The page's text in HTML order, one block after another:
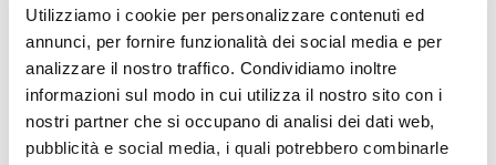
Utilizziamo i cookie per personalizzare contenuti ed
annunci, per fornire funzionalità dei social media e per
analizzare il nostro traffico. Condividiamo inoltre
informazioni sul modo in cui utilizza il nostro sito con i
nostri partner che si occupano di analisi dei dati web,
pubblicità e social media, i quali potrebbero combinarle
calde.
3,5 m|Incluse
CODICE:HBN-1NR
Set pranzo tavolo
allungabile 180/240x120 cm
e 4 poltrone in polyrattan
nero e legno teak -
Habanero
CODICE:CTN-2ML
Catena luminosa LED da 5
metri a ricarica solare con
10 lampadine multicolor